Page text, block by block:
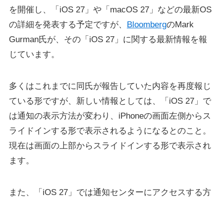
を開催し、「iOS 27」や「macOS 27」などの最新OS
の詳細を発表する予定ですが、 BloombergのMark
Gurman氏が、その「iOS 27」に関する最新情報を報
じています。
多くはこれまでに同氏が報告していた内容を再度報じ
ている形ですが、新しい情報としては、「iOS 27」で
は通知の表示方法が変わり、iPhoneの画面左側からス
ライドインする形で表示されるようになるとのこと。
現在は画面の上部からスライドインする形で表示され
ます。
また、「iOS 27」では通知センターにアクセスする方